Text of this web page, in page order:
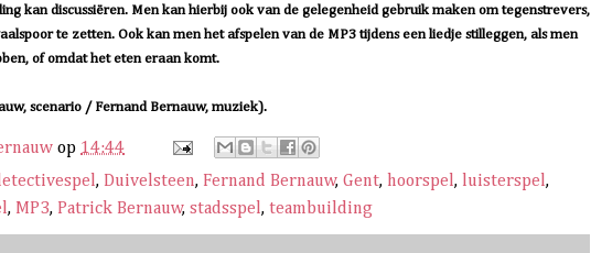
kan discussiëren. Men kan hierbij ook van de gelegenheid gebruik maken om tegenstrevers,
te zetten. Ook kan men het afspelen van de MP3 tijdens een liedje stilleggen, als men
of omdat het eten eraan komt.
scenario / Fernand Bernauw, muziek).
op 14:44
, Duivelsteen, Fernand Bernauw, Gent, hoorspel, luisterspel,
, MP3, Patrick Bernauw, stadsspel, teambuilding